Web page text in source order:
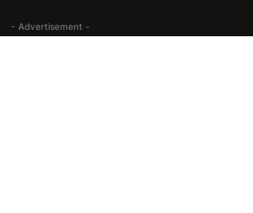
- Advertisement -